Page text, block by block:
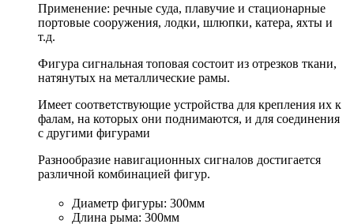
Применение: речные суда, плавучие и стационарные
портовые сооружения, лодки, шлюпки, катера, яхты и
т.д.
Фигура сигнальная топовая состоит из отрезков ткани,
натянутых на металлические рамы.
Имеет соответствующие устройства для крепления их к
фалам, на которых они поднимаются, и для соединения
с другими фигурами
Разнообразие навигационных сигналов достигается
различной комбинацией фигур.
Диаметр фигуры: 300мм
Длина рыма: 300мм